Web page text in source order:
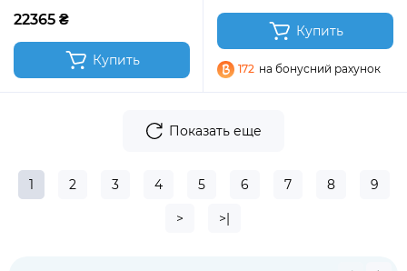
22365 ₴
Купить
Купить
172 на бонусний рахунок
Показать еще
1 2 3 4 5 6 7 8 9
> >|